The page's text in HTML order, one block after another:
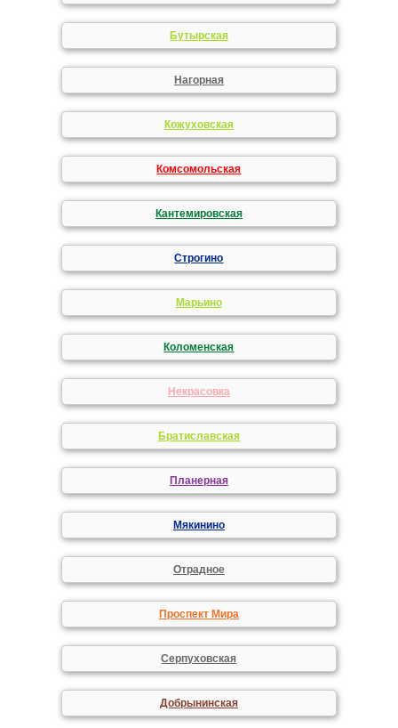
Бутырская
Нагорная
Кожуховская
Комсомольская
Кантемировская
Строгино
Марьино
Коломенская
Некрасовка
Братиславская
Планерная
Мякинино
Отрадное
Проспект Мира
Серпуховская
Добрынинская